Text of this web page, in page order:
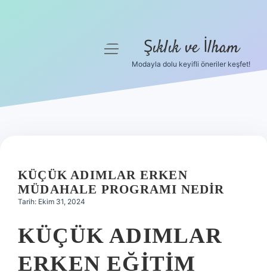
Hakkımızda
menüyü
Şıklık ve İlham
Modayla dolu keyifli öneriler keşfet!
KÜÇÜK ADIMLAR ERKEN
MÜDAHALE PROGRAMI NEDIR
Tarih: Ekim 31, 2024
KÜÇÜK ADIMLAR
ERKEN EĞITIM